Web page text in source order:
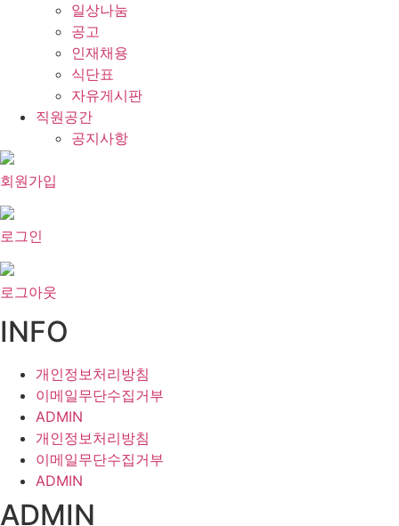
일상나눔
공고
인재채용
식단표
자유게시판
직원공간
공지사항
회원가입
로그인
로그아웃
INFO
개인정보처리방침
이메일무단수집거부
ADMIN
개인정보처리방침
이메일무단수집거부
ADMIN
ADMIN